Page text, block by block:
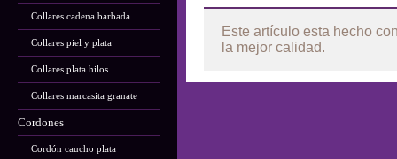
Collares cadena barbada
Collares piel y plata
Collares plata hilos
Collares marcasita granate
Cordones
Cordón caucho plata
Este artículo esta hecho
la mejor calidad.